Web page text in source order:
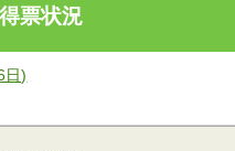
票状況
日)